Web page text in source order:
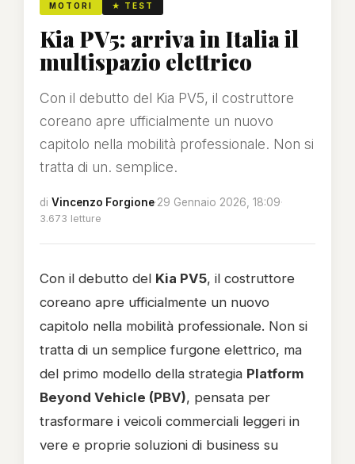
MOTORI ★ TEST
Kia PV5: arriva in Italia il
multispazio elettrico
Con il debutto del Kia PV5, il costruttore
coreano apre ufficialmente un nuovo
capitolo nella mobilità professionale. Non si
tratta di un. semplice.
di Vincenzo Forgione·29 Gennaio 2026, 18:09·
3.673 letture
Con il debutto del Kia PV5, il costruttore
coreano apre ufficialmente un nuovo
capitolo nella mobilità professionale. Non si
tratta di un semplice furgone elettrico, ma
del primo modello della strategia Platform
Beyond Vehicle (PBV), pensata per
trasformare i veicoli commerciali leggeri in
vere e proprie soluzioni di business su